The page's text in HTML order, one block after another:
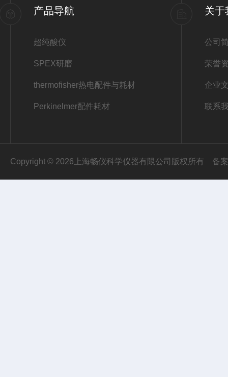
产品导航
超纯酸仪
SPEX研磨
thermofisher热电配件与耗材
Perkinelmer配件耗材
关于
公司
荣誉
企业
联系
Copyright © 2026上海畅仪科学仪器有限公司版权所有 备